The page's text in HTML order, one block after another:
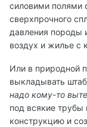
силовими полями
сверхпрочного
давления породы
воздух и жилье с
Или в природной
выкладывать
надо кому-то
под всякие трубы
конструкцию и